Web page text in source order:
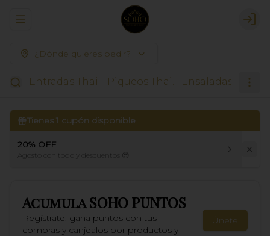
Abrir menu de navegación
¿Dónde quieres pedir?
Entradas Thai. Piqueos Thai. Ensaladas.
Tienes 1 cupón disponible
20% OFF
Agosto con todo y descuentos 😎
AcumulaSOHO PUNTOS
Regístrate, gana puntos con tus
compras y canjealos por productos y
Únete